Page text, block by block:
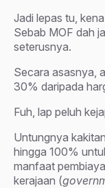
Jadi lepas tu,
Sebab MOF dah
seterusnya.
Secara asasnya,
30% daripada
Fuh, lap peluh
Untungnya
hingga 100%
manfaat
kerajaan (